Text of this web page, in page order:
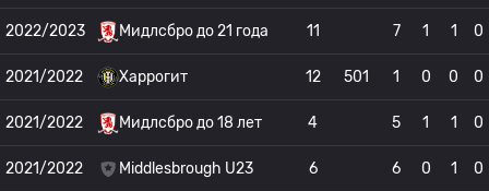
2022/2023 Мидлсбро до 21 года 11 7 1 1 0
2021/2022 Харрогит 12 501 1 0 0 0
2021/2022 Мидлсбро до 18 лет 4 5 1 1 0
2021/2022 Middlesbrough U23 6 6 0 1 0